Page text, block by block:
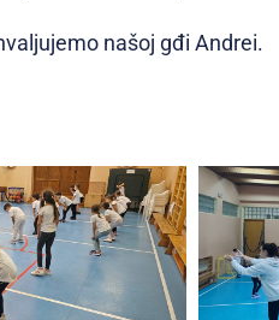
našoj gđi Andrei.